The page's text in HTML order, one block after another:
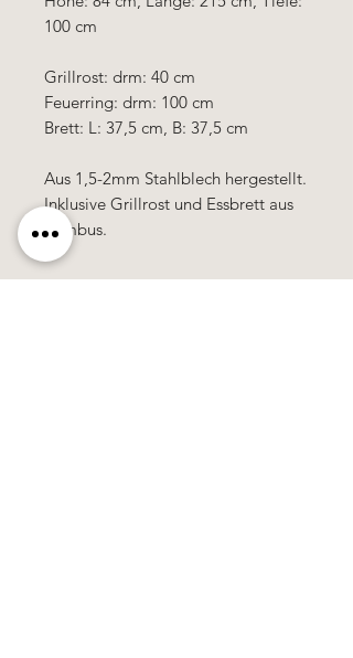
100 cm
Grillrost: drm: 40 cm
Feuerring: drm: 100 cm
Brett: L: 37,5 cm, B: 37,5 cm
Aus 1,5-2mm Stahlblech hergestellt.
Inklusive Grillrost und Essbrett aus
Bambus.